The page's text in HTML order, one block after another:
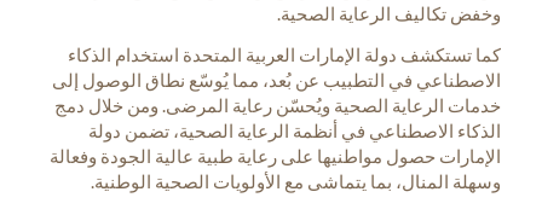
وخفض تكاليف الرعاية الصحية.
كما تستكشف دولة الإمارات العربية المتحدة استخدام الذكاء
الاصطناعي في التطبيب عن بُعد، مما يُوسّع نطاق الوصول إلى
خدمات الرعاية الصحية ويُحسّن رعاية المرضى. ومن خلال دمج
الذكاء الاصطناعي في أنظمة الرعاية الصحية، تضمن دولة
الإمارات حصول مواطنيها على رعاية طبية عالية الجودة وفعالة
وسهلة المنال، بما يتماشى مع الأولويات الصحية الوطنية.